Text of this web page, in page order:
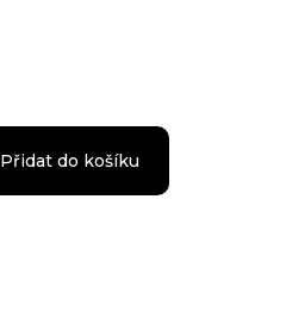
Přidat do košíku